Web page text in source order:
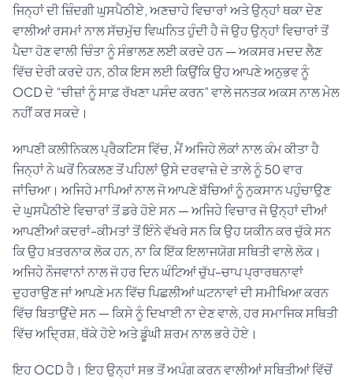
ਜਿਨ੍ਹਾਂ ਦੀ ਜ਼ਿੰਦਗੀ ਘੁਸਪੈਠੀਏ, ਅਣਚਾਹੇ ਵਿਚਾਰਾਂ ਅਤੇ ਉਨ੍ਹਾਂ ਥਕਾ ਦੇਣ
ਵਾਲੀਆਂ ਰਸਮਾਂ ਨਾਲ ਸੱਚਮੁੱਚ ਵਿਘਨਿਤ ਹੁੰਦੀ ਹੈ ਜੋ ਉਹ ਉਨ੍ਹਾਂ ਵਿਚਾਰਾਂ ਤੋਂ
ਪੈਦਾ ਹੋਣ ਵਾਲੀ ਚਿੰਤਾ ਨੂੰ ਸੰਭਾਲਣ ਲਈ ਕਰਦੇ ਹਨ — ਅਕਸਰ ਮਦਦ ਲੈਣ
ਵਿੱਚ ਦੇਰੀ ਕਰਦੇ ਹਨ, ਠੀਕ ਇਸ ਲਈ ਕਿਉਂਕਿ ਉਹ ਆਪਣੇ ਅਨੁਭਵ ਨੂੰ
OCD ਦੇ “ਚੀਜ਼ਾਂ ਨੂੰ ਸਾਫ਼ ਰੱਖਣਾ ਪਸੰਦ ਕਰਨ” ਵਾਲੇ ਜਨਤਕ ਅਕਸ ਨਾਲ ਮੇਲ
ਨਹੀਂ ਕਰ ਸਕਦੇ।
ਆਪਣੀ ਕਲੀਨਿਕਲ ਪ੍ਰੈਕਟਿਸ ਵਿੱਚ, ਮੈਂ ਅਜਿਹੇ ਲੋਕਾਂ ਨਾਲ ਕੰਮ ਕੀਤਾ ਹੈ
ਜਿਨ੍ਹਾਂ ਨੇ ਘਰੋਂ ਨਿਕਲਣ ਤੋਂ ਪਹਿਲਾਂ ਉਸੇ ਦਰਵਾਜ਼ੇ ਦੇ ਤਾਲੇ ਨੂੰ 50 ਵਾਰ
ਜਾਂਚਿਆ। ਅਜਿਹੇ ਮਾਪਿਆਂ ਨਾਲ ਜੋ ਆਪਣੇ ਬੱਚਿਆਂ ਨੂੰ ਨੁਕਸਾਨ ਪਹੁੰਚਾਉਣ
ਦੇ ਘੁਸਪੈਠੀਏ ਵਿਚਾਰਾਂ ਤੋਂ ਡਰੇ ਹੋਏ ਸਨ — ਅਜਿਹੇ ਵਿਚਾਰ ਜੋ ਉਨ੍ਹਾਂ ਦੀਆਂ
ਆਪਣੀਆਂ ਕਦਰਾਂ-ਕੀਮਤਾਂ ਤੋਂ ਇੰਨੇ ਵੱਖਰੇ ਸਨ ਕਿ ਉਹ ਯਕੀਨ ਕਰ ਚੁੱਕੇ ਸਨ
ਕਿ ਉਹ ਖ਼ਤਰਨਾਕ ਲੋਕ ਹਨ, ਨਾ ਕਿ ਇੱਕ ਇਲਾਜਯੋਗ ਸਥਿਤੀ ਵਾਲੇ ਲੋਕ।
ਅਜਿਹੇ ਨੌਜਵਾਨਾਂ ਨਾਲ ਜੋ ਹਰ ਦਿਨ ਘੰਟਿਆਂ ਚੁੱਪ-ਚਾਪ ਪ੍ਰਾਰਥਨਾਵਾਂ
ਦੁਹਰਾਉਣ ਜਾਂ ਆਪਣੇ ਮਨ ਵਿੱਚ ਪਿਛਲੀਆਂ ਘਟਨਾਵਾਂ ਦੀ ਸਮੀਖਿਆ ਕਰਨ
ਵਿੱਚ ਬਿਤਾਉਂਦੇ ਸਨ — ਕਿਸੇ ਨੂੰ ਦਿਖਾਈ ਨਾ ਦੇਣ ਵਾਲੇ, ਹਰ ਸਮਾਜਿਕ ਸਥਿਤੀ
ਵਿੱਚ ਅਦ੍ਰਿਸ਼, ਥੱਕੇ ਹੋਏ ਅਤੇ ਡੂੰਘੀ ਸ਼ਰਮ ਨਾਲ ਭਰੇ ਹੋਏ।
ਇਹ OCD ਹੈ। ਇਹ ਉਨ੍ਹਾਂ ਸਭ ਤੋਂ ਅਪੰਗ ਕਰਨ ਵਾਲੀਆਂ ਸਥਿਤੀਆਂ ਵਿੱਚੋਂ